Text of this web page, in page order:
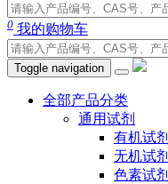
0 我的购物车
Toggle navigation
全部产品分类
通用试剂
有机试剂
无机试剂
色素试剂